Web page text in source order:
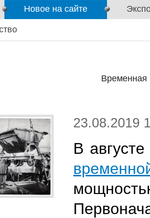
Новое на сайте
Временная
23.08.2019
В